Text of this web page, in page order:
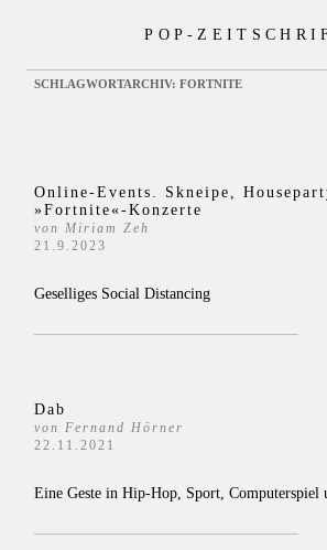
POP-
SCHLAGWORTARCHIV: FORTNITE
Online-Events. Skneipe,
»Fortnite«-Konzerte
von Miriam Zeh
21.9.2023
Geselliges Social Distancing
Dab
von Fernand Hörner
22.11.2021
Eine Geste in Hip-Hop, Sport, Computerspiel